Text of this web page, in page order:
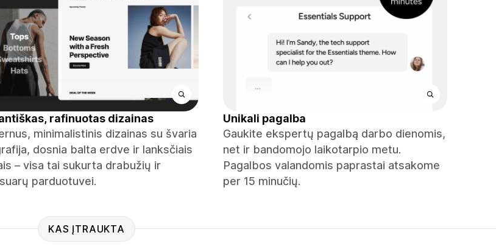
rafinuotas dizainas
minimalistinis dizainas su švaria
dosnia balta erdve ir lanksčiais
– visa tai sukurta drabužių ir
parduotuvei.
Unikali pagalba
Gaukite ekspertų pagalbą darbo dienomis,
net ir bandomojo laikotarpio metu.
Pagalbos valandomis paprastai atsakome
per 15 minučių.
KAS ĮTRAUKTA